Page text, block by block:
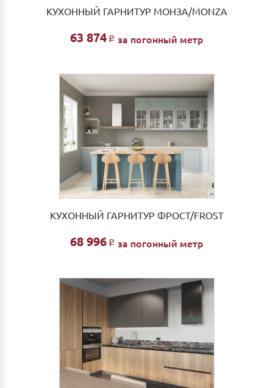
КУХОННЫЙ ГАРНИТУР МОНЗА/MONZA
63 874 Р за погонный метр
КУХОННЫЙ ГАРНИТУР ФРОСТ/FROST
68 996 Р за погонный метр